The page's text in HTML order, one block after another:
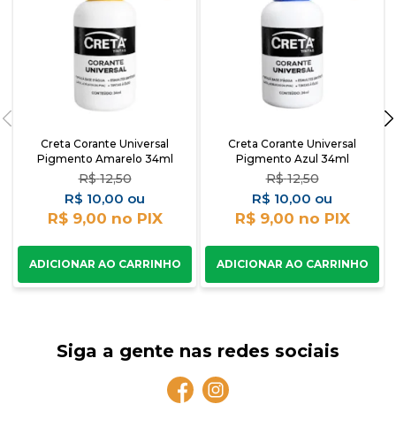
Creta Corante Universal
Pigmento Amarelo 34ml
R$ 12,50
R$ 10,00
R$ 9,00
Creta Corante Universal
Pigmento Azul 34ml
R$ 12,50
R$ 10,00
R$ 9,00
Siga a gente nas redes sociais